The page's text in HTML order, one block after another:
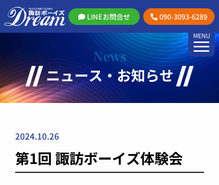
LINEお問合せ 090-3093-6289
MENU
News
ニュース・お知らせ
2024.10.26
第1回 諏訪ボーイズ体験会